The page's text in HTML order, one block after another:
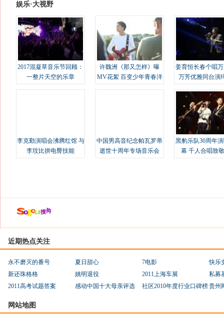
娱乐·大视野
2017混凝草音乐节回顾：
一整片天空的乐章
许魏洲《那又怎样》曝
MV花絮 百变少年青春洋
姜育恒长春个唱
万芳优雅同台演
李克勤演唱会沸腾红馆 与
李玟比拼电臀技能
中国男高音纪念帕瓦罗蒂
逝世十周年专场音乐会
黑豹乐队30周年
幕 千人合唱致
近期热点关注
永不磨灭的番号 夏日甜心 7电影
快乐
新还珠格格
姚明退役 2011上海车展
私募
2011高考试题答案
感动中国十大母亲评选 社区2010年度行业口碑榜贵州
网站地图